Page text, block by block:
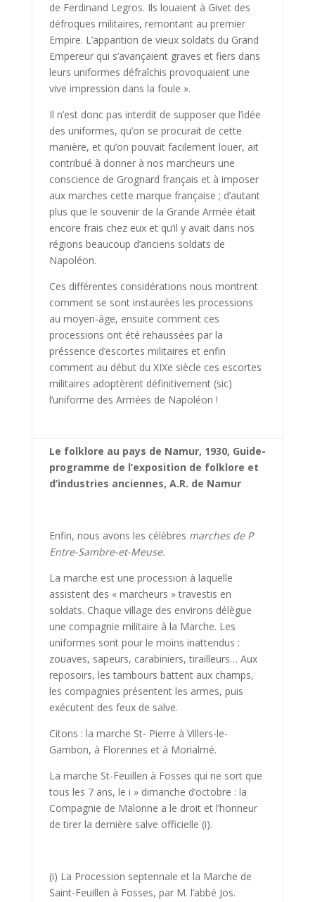
de Ferdinand Legros. Ils louaient à Givet des
défroques militaires, remon­tant au premier
Empire. L’apparition de vieux soldats du Grand
Empe­reur qui s’avançaient graves et fiers dans
leurs uniformes défraîchis provoquaient une
vive impression dans la foule ».
Il n’est donc pas interdit de supposer que l’idée
des uniformes, qu’on se procurait de cette
manière, et qu’on pouvait facilement louer, ait
contribué à donner à nos marcheurs une
conscience de Grognard français et à imposer
aux marches cette marque française ; d’autant
plus que le souvenir de la Grande Armée était
encore frais chez eux et qu’il y avait dans nos
régions beaucoup d’anciens soldats de
Napoléon.
Ces différentes considérations nous montrent
comment se sont instaurées les processions
au moyen-âge, ensuite comment ces
processions ont été rehaussées par la
préssence d’escortes militaires et enfin
comment au début du XIXe siècle ces escortes
militaires adoptèrent définitivement (sic)
l’uniforme des Armées de Napoléon !
Le folklore au pays de Namur, 1930, Guide-
programme de l’exposition de folklore et
d’industries anciennes, A.R. de Namur
Enfin, nous avons les célèbres marches de P
Entre-Sambre-et-Meuse.
La marche est une procession à laquelle
assistent des « marcheurs » travestis en
soldats. Chaque village des environs délègue
une compa­gnie militaire à la Marche. Les
uniformes sont pour le moins inatten­dus :
zouaves, sapeurs, carabiniers, tirailleurs… Aux
reposoirs, les tambours battent aux champs,
les compagnies présentent les armes, puis
exécutent des feux de salve.
Citons : la marche St- Pierre à Villers-le-
Gambon, à Florennes et à Morialmé.
La marche St-Feuillen à Fosses qui ne sort que
tous les 7 ans, le i » dimanche d’octobre : la
Compagnie de Malonne a le droit et l’hon­neur
de tirer la dernière salve officielle (i).
(i) La Procession septennale et la Marche de
Saint-Feuillen à Fosses, par M. l’abbé Jos.